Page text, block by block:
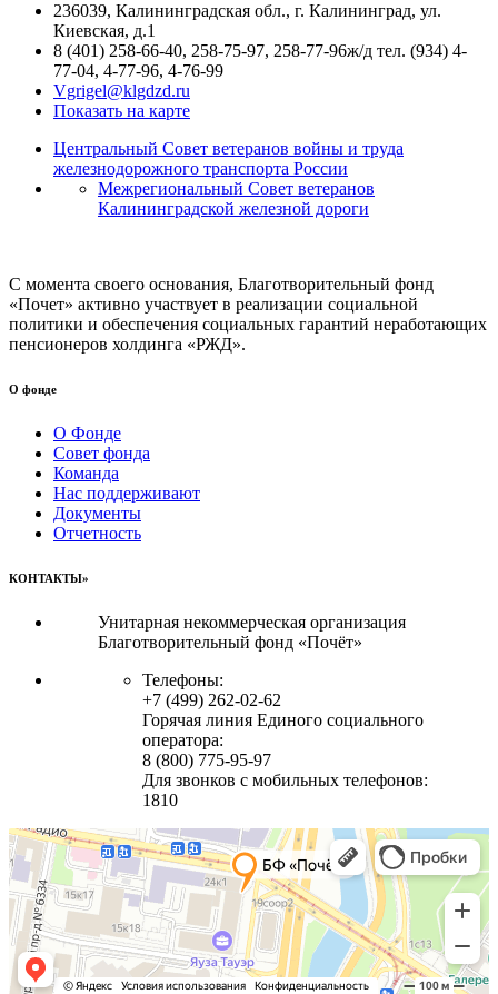
236039, Калининградская обл., г. Калининград, ул.
Киевская, д.1
8 (401) 258-66-40, 258-75-97, 258-77-96ж/д тел. (934) 4-
77-04, 4-77-96, 4-76-99
Vgrigel@klgdzd.ru
Показать на карте
Центральный Совет ветеранов войны и труда
железнодорожного транспорта России
Межрегиональный Совет ветеранов
Калининградской железной дороги
С момента своего основания, Благотворительный фонд
«Почет» активно участвует в реализации социальной
политики и обеспечения социальных гарантий неработающих
пенсионеров холдинга «РЖД».
О фонде
О Фонде
Совет фонда
Команда
Нас поддерживают
Документы
Отчетность
КОНТАКТЫ»
Унитарная некоммерческая организация
Благотворительный фонд «Почёт»
Телефоны:
+7 (499) 262-02-62
Горячая линия Единого социального
оператора:
8 (800) 775-95-97
Для звонков с мобильных телефонов:
1810